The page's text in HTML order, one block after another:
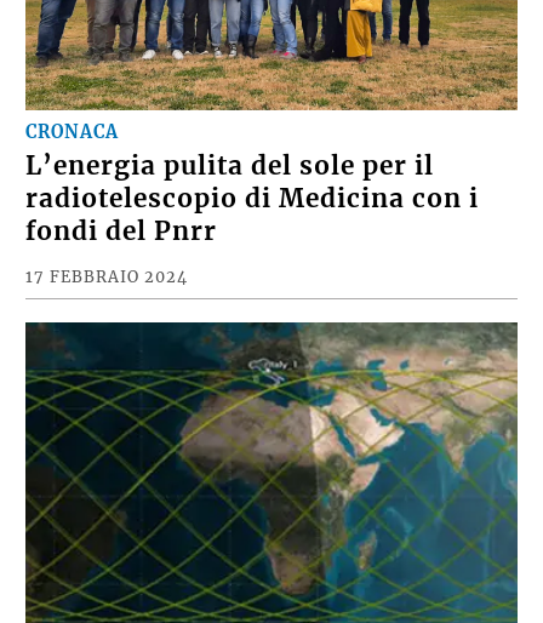
CRONACA
L’energia pulita del sole per il
radiotelescopio di Medicina con i
fondi del Pnrr
17 FEBBRAIO 2024